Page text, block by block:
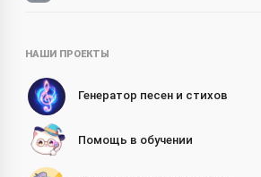
НАШИ ПРОЕКТЫ
Генератор песен и стихов
Помощь в обучении